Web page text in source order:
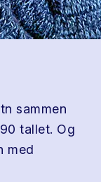
sammen
tallet. Og
med